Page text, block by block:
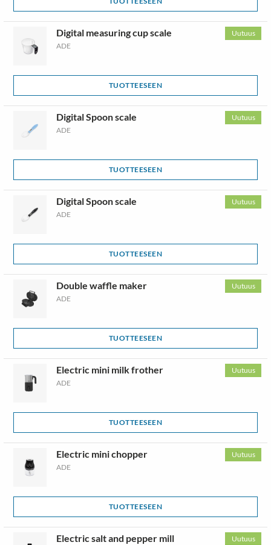
Uutuus
Digital measuring cup scale
ADE
TUOTTEESEEN
Uutuus
Digital Spoon scale
ADE
TUOTTEESEEN
Uutuus
Digital Spoon scale
ADE
TUOTTEESEEN
Uutuus
Double waffle maker
ADE
TUOTTEESEEN
Uutuus
Electric mini milk frother
ADE
TUOTTEESEEN
Uutuus
Electric mini chopper
ADE
TUOTTEESEEN
Uutuus
Electric salt and pepper mill